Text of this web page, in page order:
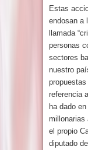
Estas
endosan a
llamada
personas
sectores
nuestro
referencia
ha dado
millonarias
el propio
diputado